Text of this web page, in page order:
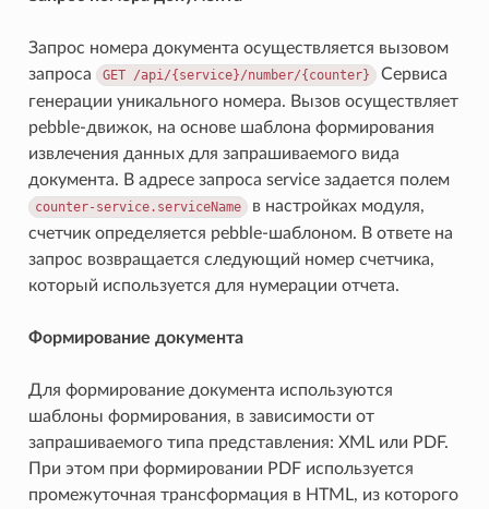
Запрос номера документа осуществляется вызовом
запроса
GET /api/{service}/number/{counter} Сервиса
генерации уникального номера. Вызов осуществляет
pebble-движок, на основе шаблона формирования
извлечения данных для запрашиваемого вида
документа. В адресе запроса service задается полем
counter-service.serviceName в настройках модуля,
счетчик определяется pebble-шаблоном. В ответе на
запрос возвращается следующий номер счетчика,
который используется для нумерации отчета.
Формирование документа
Для формирование документа используются
шаблоны формирования, в зависимости от
запрашиваемого типа представления: XML или PDF.
При этом при формировании PDF используется
промежуточная трансформация в HTML, из которого